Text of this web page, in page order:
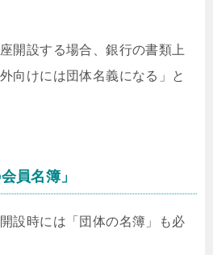
開設する場合、銀行の書類上
向けには団体名義になる」と
員名簿」
設時には「団体の名簿」も必